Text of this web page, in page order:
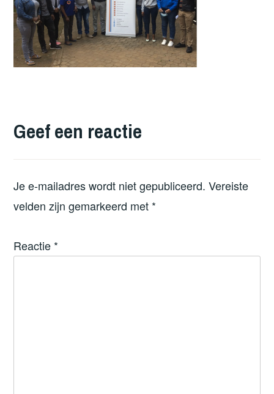
Geef een reactie
Je e-mailadres wordt niet gepubliceerd. Vereiste
velden zijn gemarkeerd met *
Reactie *